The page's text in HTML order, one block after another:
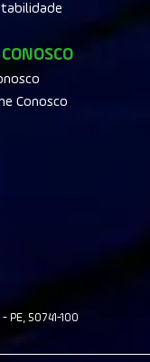
Conosco
PE, 50741-100